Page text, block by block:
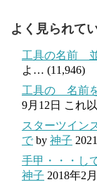
よく見られて
工具の名前
よ… (11,946)
工具の 名前
9月12日 これ
スターツイ
で by 神子
手甲・・・し
神子 2018年2